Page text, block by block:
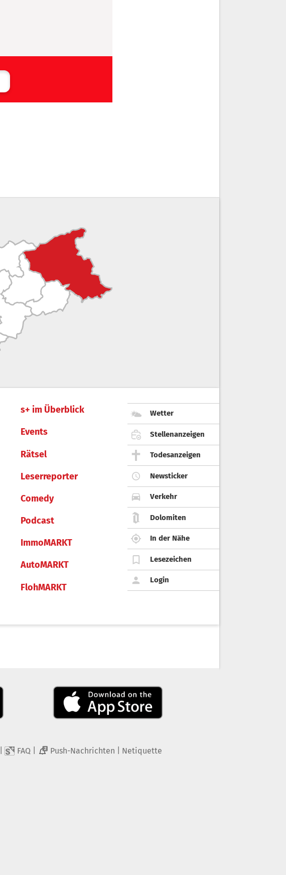
s+ im Überblick
Events
Rätsel
Leserreporter
Comedy
Podcast
ImmoMARKT
AutoMARKT
FlohMARKT
Wetter
Stellenanzeigen
Todesanzeigen
Newsticker
Verkehr
Dolomiten
In der Nähe
Lesezeichen
Login
FAQ 2 Push-Nachrichten Netiquette